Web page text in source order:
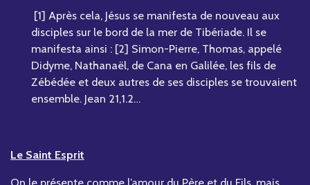
[1] Après cela, Jésus se manifesta de nouveau aux
disciples sur le bord de la mer de Tibériade. Il se
manifesta ainsi : [2] Simon-Pierre, Thomas, appelé
Didyme, Nathanaël, de Cana en Galilée, les fils de
Zébédée et deux autres de ses disciples se trouvaient
ensemble. Jean 21,1.2…
Le Saint Esprit